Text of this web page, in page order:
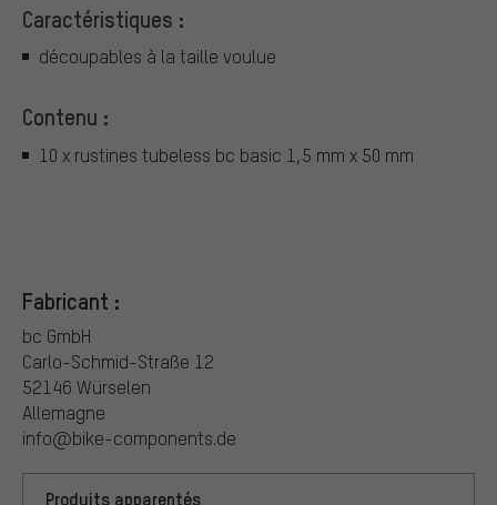
Caractéristiques :
découpables à la taille voulue
Contenu :
10 x rustines tubeless bc basic 1,5 mm x 50 mm
Fabricant :
bc GmbH
Carlo-Schmid-Straße 12
52146 Würselen
Allemagne
info@bike-components.de
Produits apparentés